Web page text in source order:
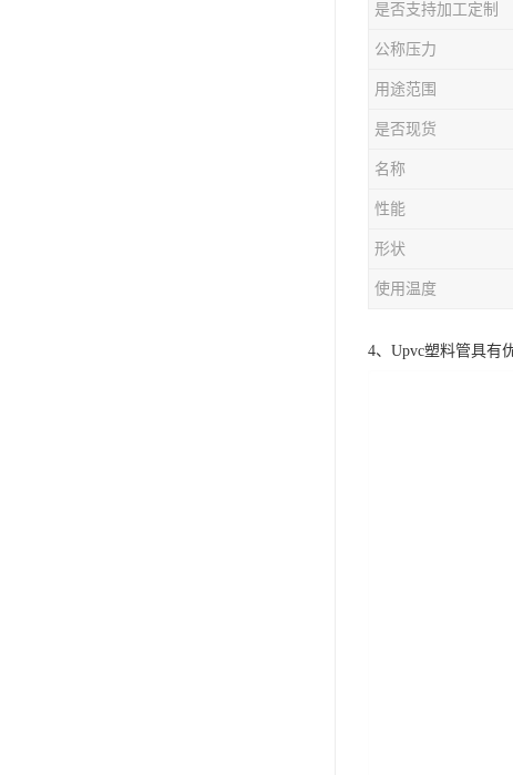
是否支持加工定制
公称压力
用途范围
是否现货
名称
性能
形状
使用温度
4、Upvc塑料管具有